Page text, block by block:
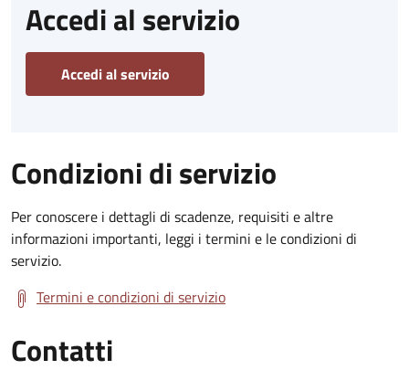
Accedi al servizio
Accedi al servizio
Condizioni di servizio
Per conoscere i dettagli di scadenze, requisiti e altre
informazioni importanti, leggi i termini e le condizioni di
servizio.
Termini e condizioni di servizio
Contatti